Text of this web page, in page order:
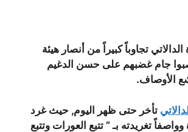
تجاوباً كبيراً من أنصار هيئة
جام غضبهم على حسن الدغيم
الأوصاف.
تأخر حتى ظهر اليوم, حيث غرد
تغريدته بـ ” تتبع العورات وتتبع